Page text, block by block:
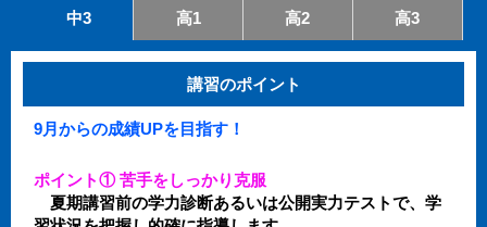
中3 高1 高2 高3
講習のポイント
9月からの成績UPを目指す！
ポイント① 苦手をしっかり克服
夏期講習前の学力診断あるいは公開実力テストで、学